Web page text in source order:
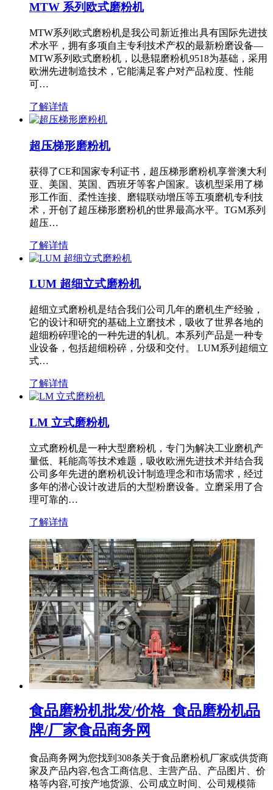
MTW 系列欧式磨粉机
MTW系列欧式磨粉机是我公司新近推出具有国际先进技
术水平，拥有多项自主专利技术产权的最新粉磨设备—
MTW系列欧式磨粉机，以悬辊磨粉机9518为基础，采用
欧洲先进制造技术，它能满足客户对产品粒度、性能
可…
了解详情
超压梯形磨粉机
获得了CE和国家专利证书，超压梯形磨粉机享誉澳大利
亚、美国、英国、西班牙等客户国家。该机型采用了梯
形工作面、柔性连接、磨辊联动增压等五项磨机专利技
术，开创了超压梯形磨粉机的世界最高水平。TGM系列
超压…
了解详情
LUM 超细立式磨粉机
超细立式磨粉机是结合我们公司几年的磨机生产经验，
它的设计和研究的基础上立磨技术，吸收了世界各地的
超细粉碎理论的一种先进的轧机。本系列产品是一种专
业设备，包括超细粉碎，分级和交付。 LUM系列超细立
式…
了解详情
LM 立式磨粉机
立式磨粉机是一种大型磨粉机，专门为解决工业磨机产
量低、耗能高等技术难题，吸收欧洲先进技术并结合我
公司多年先进的磨粉机设计制造理念和市场需求，经过
多年的潜心设计改进后的大型粉磨设备。立磨采用了合
理可靠的…
了解详情
食品磨粉机批发/价格_食品磨粉机品
牌/厂家食品商务网
食品商务网为您找到308条关于食品磨粉机厂家或供货商
家及产品内容,包含工商信息、主营产品、产品图片、价
格等内容,可按产地货源、公司成立时间、公司规模筛